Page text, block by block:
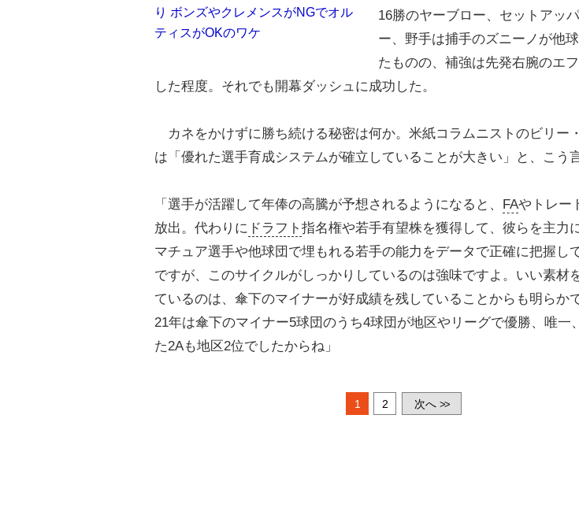
り ボンズやクレメンスがNGでオル
ティスがOKのワケ
16勝のヤーブロー、セットアッ
ー、野手は捕手のズニーノが他
たものの、補強は先発右腕のエ
した程度。それでも開幕ダッシュに成功した。
カネをかけずに勝ち続ける秘密は何か。米紙コラムニストのビリー
は「優れた選手育成システムが確立していることが大きい」と、こう言
「選手が活躍して年俸の高騰が予想されるようになると、 FAやトレー
放出。代わりに ドラフト 指名権や若手有望株を獲得して、彼らを主力
マチュア選手や他球団で埋もれる若手の能力をデータで正確に把握し
ですが、このサイクルがしっかりしているのは強味ですよ。いい素材
ているのは、傘下のマイナーが好成績を残していることからも明らか
21年は傘下のマイナー5球団のうち4球団が地区やリーグで優勝、唯一
た2Aも地区2位でしたからね」
1 2 次へ >>